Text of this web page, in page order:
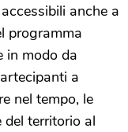
anche a
programma
in modo da
a
nel tempo, le
del territorio al